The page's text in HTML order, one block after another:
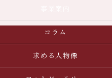
コラム
求める人物像